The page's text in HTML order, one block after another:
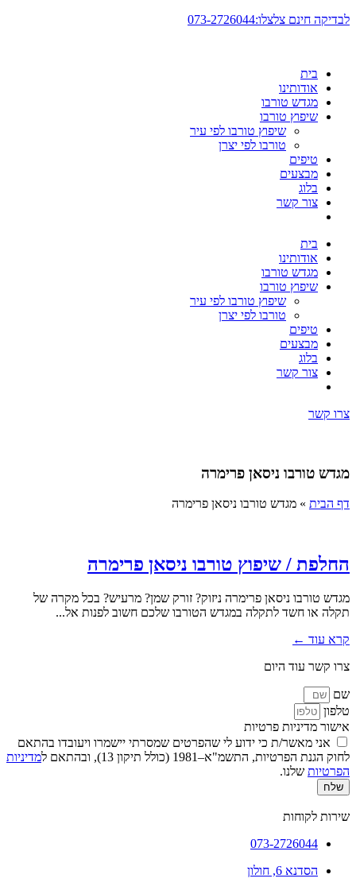
דלג
לבדיקה חינם צלצלו:073-2726044
בית
אודותינו
מגדש טורבו
שיפוץ טורבו
שיפוץ טורבו לפי עיר
טורבו לפי יצרן
טיפים
מבצעים
בלוג
צור קשר
בית
אודותינו
מגדש טורבו
שיפוץ טורבו
שיפוץ טורבו לפי עיר
טורבו לפי יצרן
טיפים
מבצעים
בלוג
צור קשר
צרו קשר
מגדש טורבו ניסאן פרימרה
דף הבית » מגדש טורבו ניסאן פרימרה
החלפת / שיפוץ טורבו ניסאן פרימרה
מגדש טורבו ניסאן פרימרה ניזוק? זורק שמן? מרעיש? בכל מקרה של
תקלה או חשד לתקלה במגדש הטורבו שלכם חשוב לפנות אל...
קרא עוד ←
צרו קשר עוד היום
שם
טלפון
אישור מדיניות פרטיות
אני מאשר/ת כי ידוע לי שהפרטים שמסרתי יישמרו ויעובדו בהתאם
לחוק הגנת הפרטיות, התשמ"א–1981 (כולל תיקון 13), ובהתאם ל
מדיניות
הפרטיות שלנו.
שלח
שירות לקוחות
073-2726044
הסדנא 6, חולון